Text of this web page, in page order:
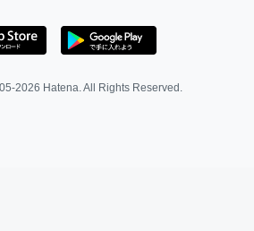
2026 Hatena . All Rights Reserved.